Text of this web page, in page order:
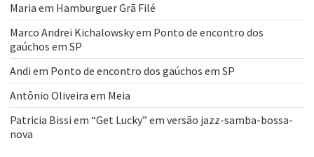
Maria em Hamburguer Grã Filé
Marco Andrei Kichalowskyem Ponto de encontro dos
gaúchos em SP
Andi em Ponto de encontro dos gaúchos em SP
Antônio Oliveira em Meia
Patricia Bissi em “Get Lucky” em versão jazz-samba-bossa-
nova